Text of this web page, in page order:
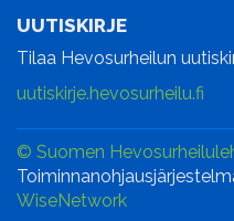
UUTISKIRJE
Tilaa Hevosurheilun
uutiskirje.hevosurheilu.fi
© Suomen
WiseNetwork